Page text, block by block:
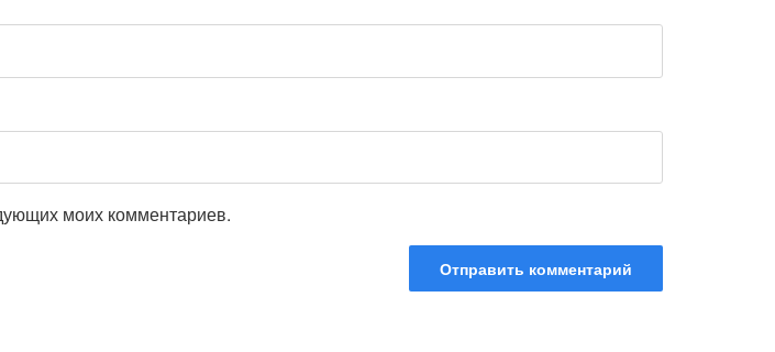
моих комментариев.